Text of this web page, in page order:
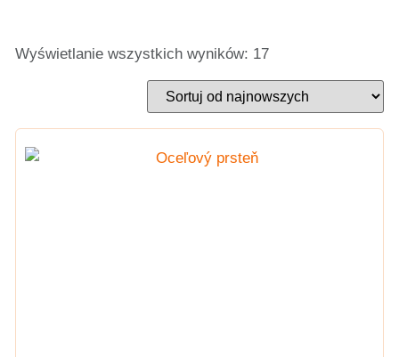
Wyświetlanie wszystkich wyników: 17